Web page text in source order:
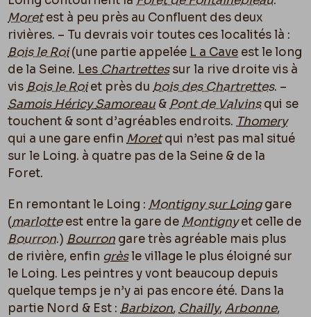
Moretest à peu près au Confluent des deux
rivières. – Tu devrais voir toutes ces localités là :
Bois le Roi(une partie appelée L a Cave est le long
de la Seine. Les Chartrettessur la rive droite vis à
vis Bois le Roiet près du bois des Chartrettes. –
Samois HéricySamoreau& Pont de Valvinsqui se
touchent & sont d’agréables endroits. Thomery
qui a une gare enfin Moretqui n’est pas mal situé
sur le Loing. à quatre pas de la Seine & de la
Foret.
En remontant le Loing : Montignysur Loinggare
(marlotteest entre la gare de Montignyet celle de
Bourron.) Bourron gare très agréable mais plus
de rivière, enfin grèsle village le plus éloigné sur
le Loing. Les peintres y vont beaucoup depuis
quelque temps je n’y ai pas encore été. Dans la
partie Nord & Est : Barbizon, Chailly,Arbonne,